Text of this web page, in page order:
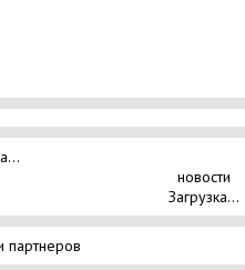
новости
Загрузка...
партнеров